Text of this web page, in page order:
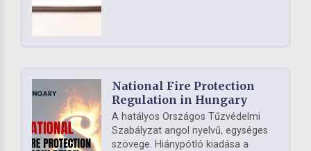
National Fire Protection
Regulation in Hungary
A hatályos Országos Tűzvédelmi
Szabályzat angol nyelvű, egységes
szövege. Hiánypótló kiadása a